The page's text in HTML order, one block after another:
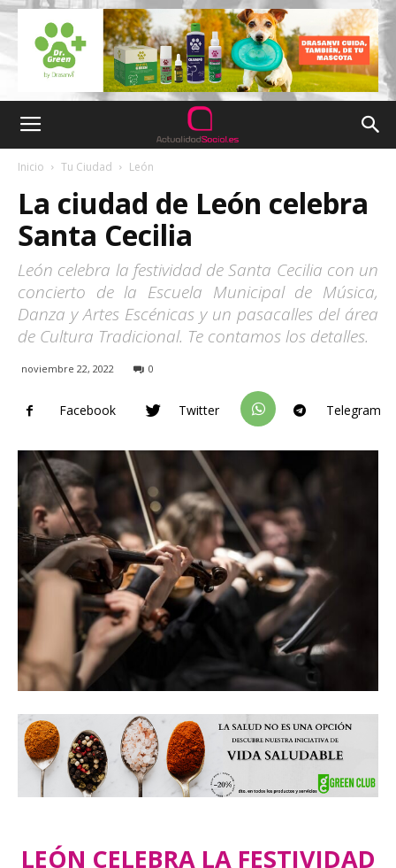
Inicio Tu Ciudad León
La ciudad de León celebra
Santa Cecilia
León celebra la festividad de Santa Cecilia con un
concierto de la Escuela Municipal de Música,
Danza y Artes Escénicas y un pasacalles del área
de Cultura Tradicional. Te contamos los detalles.
noviembre 22, 2022 0
Facebook Twitter Telegram
LEÓN CELEBRA LA FESTIVIDAD